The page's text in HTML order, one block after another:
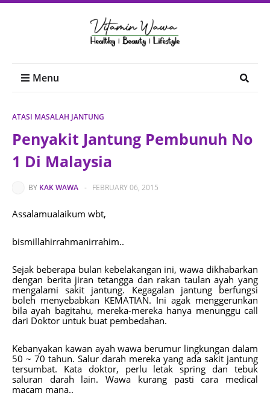
Menu
ATASI MASALAH JANTUNG
Penyakit Jantung Pembunuh No
1 Di Malaysia
BY KAK WAWA - FEBRUARY 06, 2015
Assalamualaikum wbt,
bismillahirrahmanirrahim..
Sejak beberapa bulan kebelakangan ini, wawa dikhabarkan
dengan berita jiran tetangga dan rakan taulan ayah yang
mengalami sakit jantung. Kegagalan jantung berfungsi
boleh menyebabkan KEMATIAN. Ini agak menggerunkan
bila ayah bagitahu, mereka-mereka hanya menunggu call
dari Doktor untuk buat pembedahan.
Kebanyakan kawan ayah wawa berumur lingkungan dalam
50 ~ 70 tahun. Salur darah mereka yang ada sakit jantung
tersumbat. Kata doktor, perlu letak spring dan tebuk
saluran darah lain. Wawa kurang pasti cara medical
macam mana..